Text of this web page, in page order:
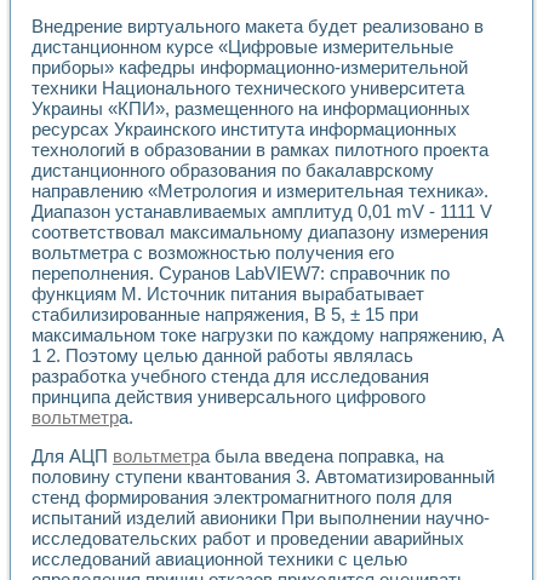
Лабораторный практикум по ИНС на основе LabVIEW
Лабораторный практикум по основам теории коммутации
Опыт использования NI LabVIEW для создания
Применение LabVIEW для исследования течения в
Создание виртуальной работы «Изучение магнитных
Обратный маятник
Устройство для изучения основ интерфейсов обмена по
Лабораторный практикум: изучение адиабатического
Стенд для исследования электрических переходных
Система статистической обработки результатов
Автоматизация лазерно-плазменных измерений с
Модельно-измерительный комплекс. Назначение. Состав.
Использование технологий NATIONAL INSTRUMENTS
Учебный практикум "Спектральный и корреляционный
Учебный стенд для исследования принципа действия
Оборудование и программное обеспечение учебных
Виртуальный лабораторный практикум для изучения
Управление роботом ТУР-10 средствами LabVIEW
Автоматизированный дистанционный лабораторный
Исследование возможности реставрации одномерных
Использование технологий NATIONAL INSTRUMENTS в
Разработка модификаций алгоритма полигармонической
Учебный стенд для исследования принципа действия
Внедрение виртуального макета будет реализовано в
дистанционном курсе «Цифровые измерительные
приборы» кафедры информационно-измерительной
техники Национального технического университета
Украины «КПИ», размещенного на информационных
ресурсах Украинского института информационных
технологий в образовании в рамках пилотного проекта
дистанционного образования по бакалаврскому
направлению «Метрология и измерительная техника».
Диапазон устанавливаемых амплитуд 0,01 mV - 1111 V
соответствовал максимальному диапазону измерения
вольтметра с возможностью получения его
переполнения. Суранов LabVIEW7: справочник по
функциям М. Источник питания вырабатывает
стабилизированные напряжения, В 5, ± 15 при
максимальном токе нагрузки по каждому напряжению, А
1 2. Поэтому целью данной работы являлась
разработка учебного стенда для исследования
принципа действия универсального цифрового
вольтметра.
Для АЦП вольтметра была введена поправка, на
половину ступени квантования 3. Автоматизированный
стенд формирования электромагнитного поля для
испытаний изделий авионики При выполнении научно-
исследовательских работ и проведении аварийных
исследований авиационной техники с целью